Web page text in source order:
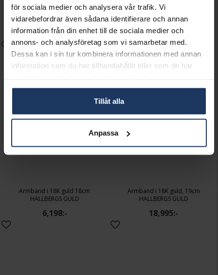
för sociala medier och analysera vår trafik. Vi
vidarebefordrar även sådana identifierare och annan
information från din enhet till de sociala medier och
annons- och analysföretag som vi samarbetar med.
Dessa kan i sin tur kombinera informationen med annan
information som du har tillhandahållit eller som de har
Tillåt alla
Anpassa
Armlänk i 18K guld 21cm
HALLBERGS GULD
10,898:-
Armband i 18K guld 19cm
HALLBERGS GULD
19,995:-
Armband i 18K guld 18cm
HALLBERGS GULD
6,198:-
Armband i 18K guld, 19cm
HALLBERGS GULD
18,995:-